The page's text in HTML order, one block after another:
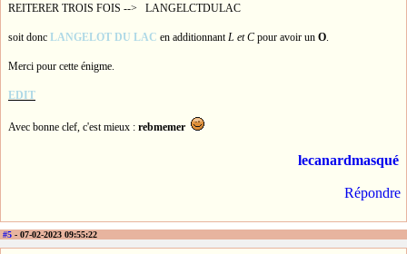
REITERER TROIS FOIS --> LANGELCTDULAC
soit donc LANGELOT DU LAC en additionnantL et C pour avoir un O.
Merci pour cette énigme.
EDIT
Avec bonne clef, c'est mieux : rebmemer
lecanardmasqué
Répondre
#5 - 07-02-2023 09:55:22